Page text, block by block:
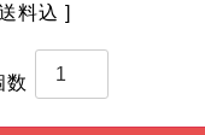
料込